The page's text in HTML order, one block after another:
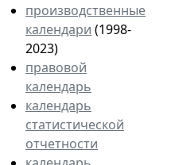
производственные
календари (1998-
2023)
правовой
календарь
календарь
статистической
отчетности